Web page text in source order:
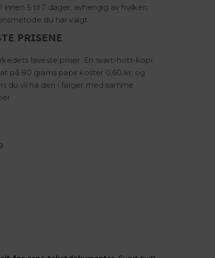
innen 5 til 7 dager, avhengig av hvilken
du har valgt.
PRISENE
laveste priser: En svart-hvitt-kopi
på 80 grams papir koster 0,60 kr, og
du vil ha den i farger med samme